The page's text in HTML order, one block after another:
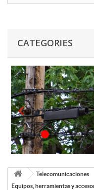
CATEGORIES
Telecomunicaciones
Equipos, herramientas y